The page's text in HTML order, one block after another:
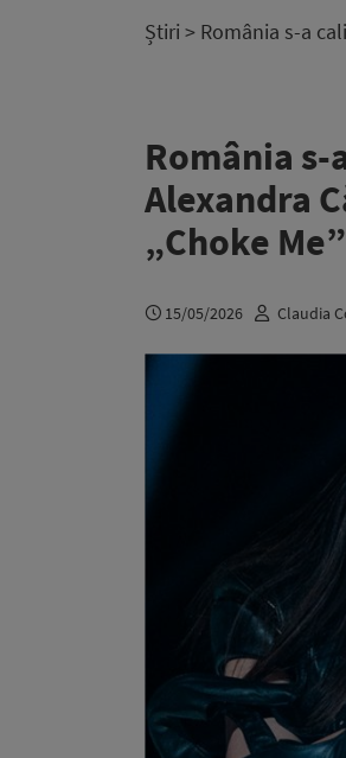
Știri > România s-a
România
Alexandra
„Choke
15/05/2026 Claudia